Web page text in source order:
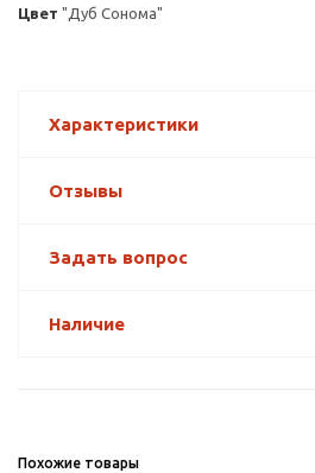
Цвет "Дуб Сонома"
Характеристики
Отзывы
Задать вопрос
Наличие
Похожие товары